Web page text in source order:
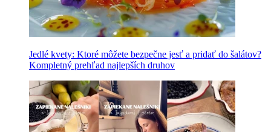
Jedlé kvety: Ktoré môžete bezpečne jesť a pridať do šalátov?
Kompletný prehľad najlepších druhov